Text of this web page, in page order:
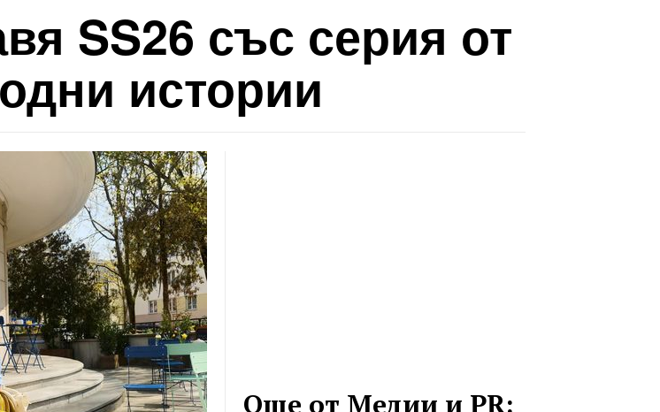
SS26 със серия от
истории
Още от Медии и PR: